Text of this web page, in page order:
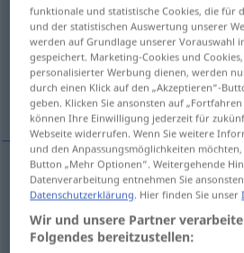
Übersicht aller
(Für mehr Details die Übersetzung
Fleiß, Regelmäßigkeit, Eifer
Fleißm asiduidad (≈
Eiferm asiduidad(≈
funktionale und statistische Cookies, die für
und der statistischen Auswertung unserer
werden auf Grundlage unserer Vorauswahl
gespeichert. Marketing-Cookies und
personalisierter Werbung dienen, werden
durch einen Klick auf den „Akzeptieren“-
geben. Klicken Sie ansonsten auf
können Ihre Einwilligung jederzeit für
Webseite widerrufen. Wenn Sie weitere
und den Anpassungsmöglichkeiten
Button „Mehr Optionen“. Weitergehende
Datenverarbeitung entnehmen Sie
Datenschutzerklärung. Hier finden Sie unser
Wir und unsere Partner
Folgendes bereitzustellen: